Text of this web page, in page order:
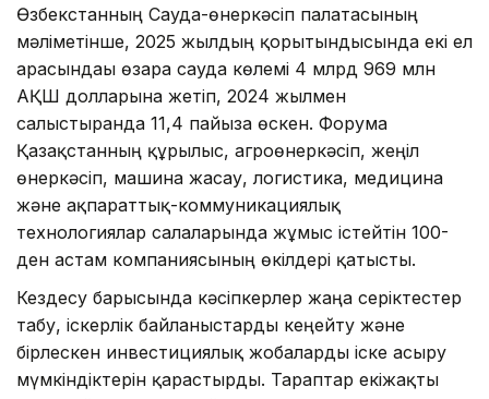
Өзбекстанның Сауда-өнеркәсіп палатасының
мәліметінше, 2025 жылдың қорытындысында екі ел
арасындағы өзара сауда көлемі 4 млрд 969 млн
АҚШ долларына жетіп, 2024 жылмен
салыстырғанда 11,4 пайызға өскен. Форумға
Қазақстанның құрылыс, агроөнеркәсіп, жеңіл
өнеркәсіп, машина жасау, логистика, медицина
және ақпараттық-коммуникациялық
технологиялар салаларында жұмыс істейтін 100-
ден астам компаниясының өкілдері қатысты.
Кездесу барысында кәсіпкерлер жаңа серіктестер
табу, іскерлік байланыстарды кеңейту және
бірлескен инвестициялық жобаларды іске асыру
мүмкіндіктерін қарастырды. Тараптар екіжақты